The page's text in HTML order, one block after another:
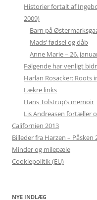
Historier fortalt af
2009)
Barn på
Mads’ fødsel og dåb
Anne Marie – 26.
Følgende har venligt
Harlan Rosacker: Roots
Lækre links
Hans Tolstrup’s memoir
Lis Andreasen fortæller
Californien 2013
Billeder fra Harzen – Påsken
Minder og milepæle
Cookiepolitik (EU)
NYE INDLÆG